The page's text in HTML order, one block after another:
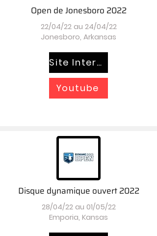
Open de Jonesboro 2022
22/04/22 au 24/04/22
Jonesboro, Arkansas
Site Internet
Youtube
Disque dynamique ouvert 2022
28/04/22 au 01/05/22
Emporia, Kansas